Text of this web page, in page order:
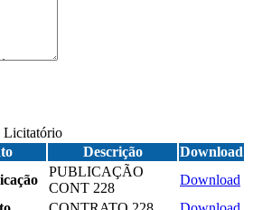
Licitatório
Descrição
Download
PUBLICAÇÃO
CONT 228
Download